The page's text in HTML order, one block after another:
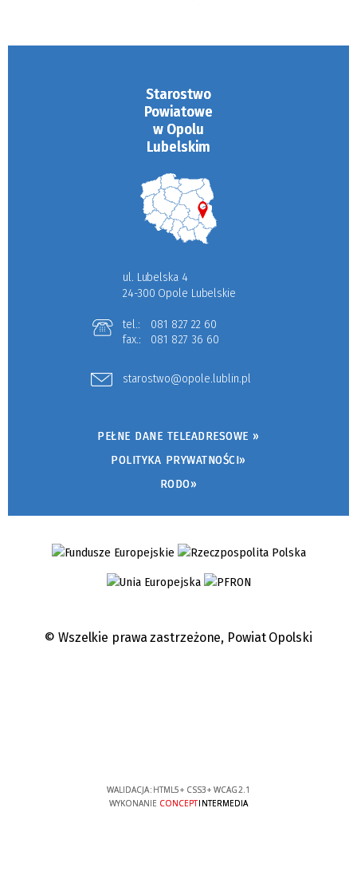
Starostwo
Powiatowe
w Opolu
Lubelskim
ul. Lubelska 4
24-300 Opole Lubelskie
tel.:
081 827 22 60
fax.:
081 827 36 60
starostwo@opole.lublin.pl
PEŁNE DANE TELEADRESOWE »
POLITYKA PRYWATNOŚCI»
RODO»
© Wszelkie prawa zastrzeżone, Powiat Opolski
WALIDACJA: HTML5+ CSS3+ WCAG 2.1
WYKONANIE CONCEPTINTERMEDIA